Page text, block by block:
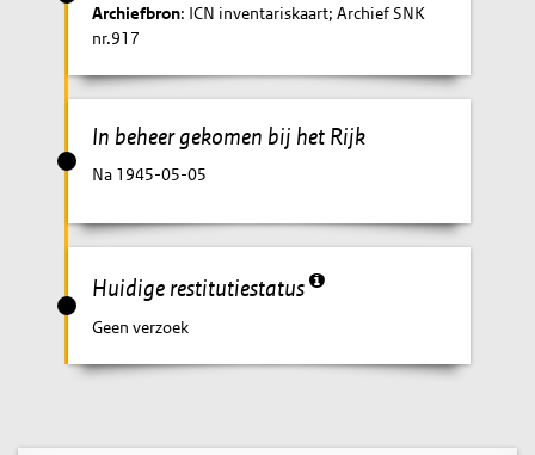
Archiefbron: ICN inventariskaart; Archief SNK
nr.917
In beheer gekomen bij het Rijk
Na 1945-05-05
Huidige restitutiestatus
Geen verzoek